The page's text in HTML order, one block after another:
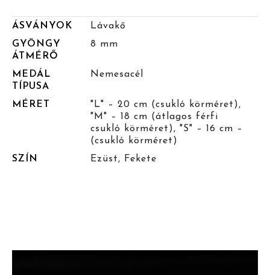
ÁSVÁNYOK
Lávakő
GYÖNGY
ÁTMÉRŐ
8 mm
MEDÁL
TÍPUSA
Nemesacél
MÉRET
"L" – 20 cm (csukló körméret),
"M" – 18 cm (átlagos férfi
csukló körméret), "S" – 16 cm –
(csukló körméret)
SZÍN
Ezüst, Fekete